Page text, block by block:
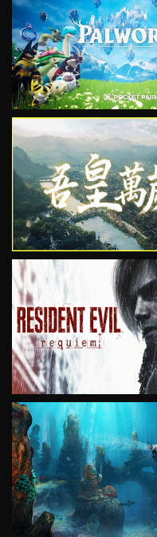
VIEW
VIEW
VIEW
VIEW